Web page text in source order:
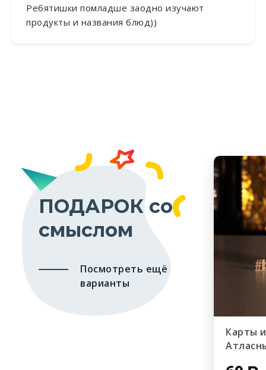
Ребятишки помладше заодно изучают
продукты и названия блюд))
ПОДАРОК со
смыслом
Посмотреть ещё
варианты
Карты